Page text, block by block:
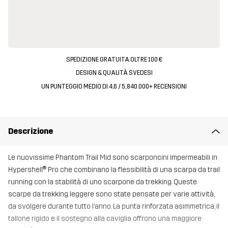
SPEDIZIONE GRATUITA OLTRE 100 €
DESIGN & QUALITÀ SVEDESI
UN PUNTEGGIO MEDIO DI 4,6 / 5, 840.000+ RECENSIONI
Descrizione
Le nuovissime Phantom Trail Mid sono scarponcini impermeabili in
Hypershell® Pro che combinano la flessibilità di una scarpa da trail
running con la stabilità di uno scarpone da trekking. Queste
scarpe da trekking leggere sono state pensate per varie attività,
da svolgere durante tutto l’anno. La punta rinforzata asimmetrica, il
tallone rigido e il sostegno alla caviglia offrono una maggiore